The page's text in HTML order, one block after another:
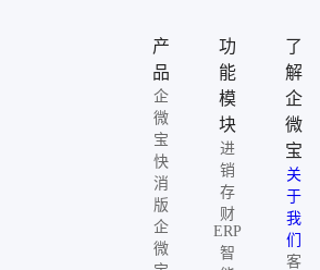
产
品
企
微
宝
快
消
版
企
微
功
能
模
块
进
销
存
财
ERP
智
了
解
企
微
宝
关
于
我
们
客